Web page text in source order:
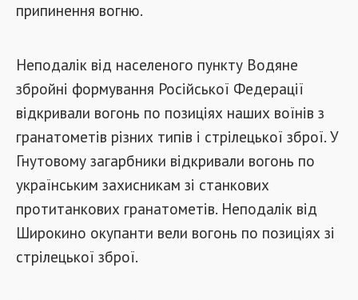
припинення вогню.
Неподалік від населеного пункту Водяне
збройні формування Російської Федерації
відкривали вогонь по позиціях наших воїнів з
гранатометів різних типів і стрілецької зброї. У
Гнутовому загарбники відкривали вогонь по
українським захисникам зі станкових
протитанкових гранатометів. Неподалік від
Широкино окупанти вели вогонь по позиціях зі
стрілецької зброї.